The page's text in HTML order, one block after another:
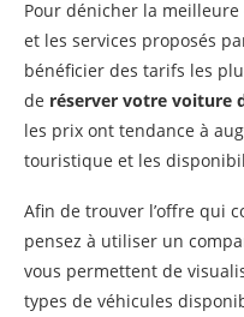
Pour dénicher la
et les services proposés
bénéficier des tarifs les
de réserver votre voiture
les prix ont tendance à
touristique et les
Afin de trouver l’offre qui
pensez à utiliser un
vous permettent de
types de véhicules